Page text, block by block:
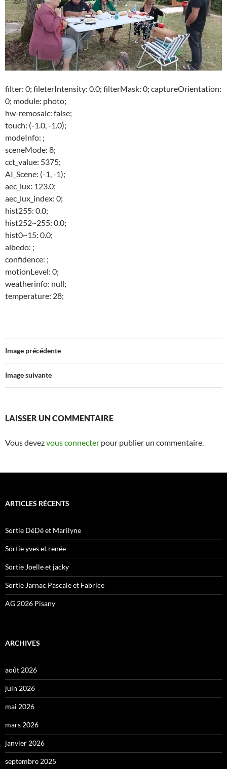
filter: 0; fileterIntensity: 0.0; filterMask: 0; captureOrientation:
0; module: photo;
hw-remosaic: false;
touch: (-1.0, -1.0);
modeInfo: ;
sceneMode: 8;
cct_value: 5375;
AI_Scene: (-1, -1);
aec_lux: 123.0;
aec_lux_index: 0;
hist255: 0.0;
hist252~255: 0.0;
hist0~15: 0.0;
albedo: ;
confidence: ;
motionLevel: 0;
weatherinfo: null;
temperature: 28;
Image précédente
Image suivante
LAISSER UN COMMENTAIRE
Vous devezvous connecter pour publier un commentaire.
ARTICLES RÉCENTS
Sortie DéDé et Marilyne
Sortie yves et renée
Sortie Joelle et jacky
Sortie Jarnac Pascale et Fabrice
AG 2026 Pisany
ARCHIVES
août 2026
juin 2026
mai 2026
mars 2026
janvier 2026
septembre 2025